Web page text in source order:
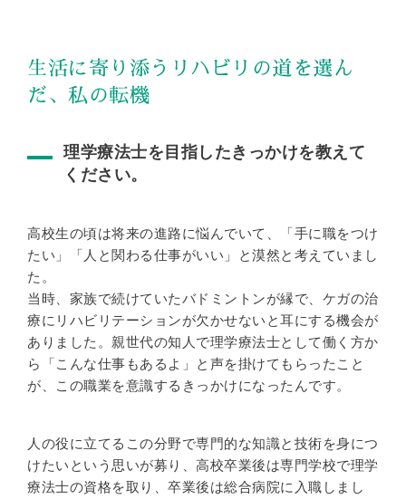
生活に寄り添うリハビリの道を選ん
だ、私の転機
理学療法士を目指したきっかけを教えて
ください。
高校生の頃は将来の進路に悩んでいて、「手に職をつけ
たい」「人と関わる仕事がいい」と漠然と考えていまし
た。
当時、家族で続けていたバドミントンが縁で、ケガの治
療にリハビリテーションが欠かせないと耳にする機会が
ありました。親世代の知人で理学療法士として働く方か
ら「こんな仕事もあるよ」と声を掛けてもらったこと
が、この職業を意識するきっかけになったんです。
人の役に立てるこの分野で専門的な知識と技術を身につ
けたいという思いが募り、高校卒業後は専門学校で理学
療法士の資格を取り、卒業後は総合病院に入職しまし